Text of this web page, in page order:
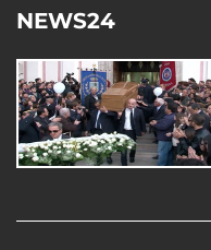
NEWS24